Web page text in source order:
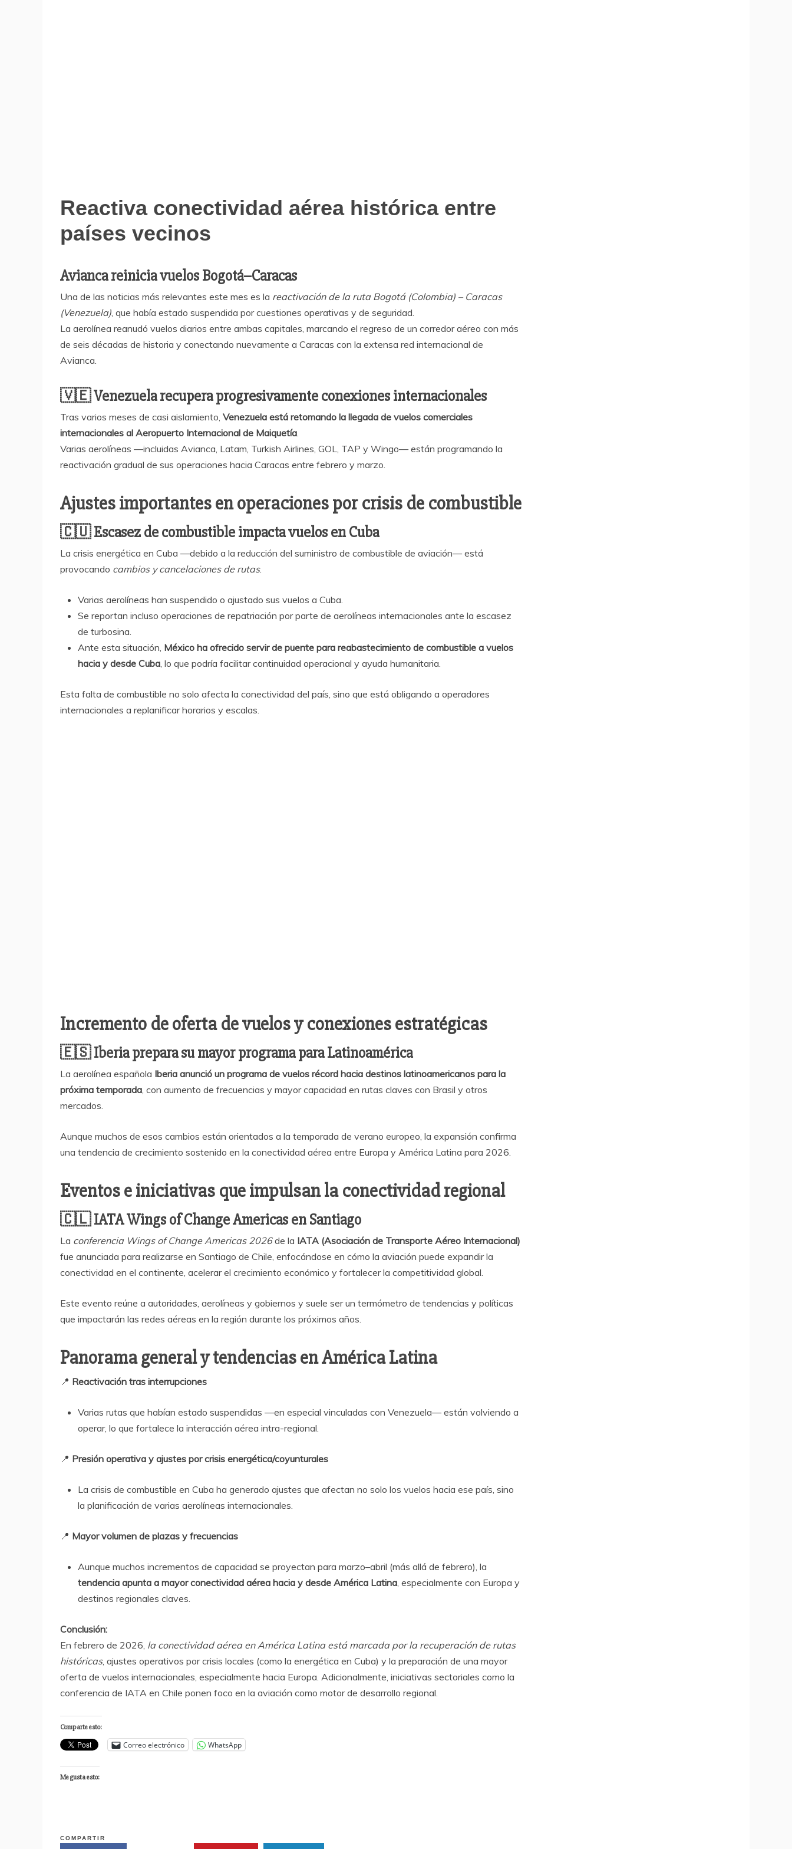
Transporte
Reactiva conectividad aérea histórica entre
países vecinos
Avianca reinicia vuelos Bogotá–Caracas
Una de las noticias más relevantes este mes es la reactivación de la ruta Bogotá (Colombia) – Caracas
(Venezuela), que había estado suspendida por cuestiones operativas y de seguridad.
La aerolínea reanudó vuelos diarios entre ambas capitales, marcando el regreso de un corredor aéreo con más
de seis décadas de historia y conectando nuevamente a Caracas con la extensa red internacional de
Avianca.
🇻🇪Venezuela recupera progresivamente conexiones internacionales
Tras varios meses de casi aislamiento, Venezuela está retomando la llegada de vuelos comerciales
internacionales al Aeropuerto Internacional de Maiquetía.
Varias aerolíneas —incluidas Avianca, Latam, Turkish Airlines, GOL, TAP y Wingo— están programando la
reactivación gradual de sus operaciones hacia Caracas entre febrero y marzo.
Ajustes importantes en operaciones por crisis de combustible
🇨🇺Escasez de combustible impacta vuelos en Cuba
La crisis energética en Cuba —debido a la reducción del suministro de combustible de aviación— está
provocando cambios y cancelaciones de rutas.
Varias aerolíneas han suspendido o ajustado sus vuelos a Cuba.
Se reportan incluso operaciones de repatriación por parte de aerolíneas internacionales ante la escasez
de turbosina.
Ante esta situación, México ha ofrecido servir de puente para reabastecimiento de combustible a vuelos
hacia y desde Cuba, lo que podría facilitar continuidad operacional y ayuda humanitaria.
Esta falta de combustible no solo afecta la conectividad del país, sino que está obligando a operadores
internacionales a replanificar horarios y escalas.
Incremento de oferta de vuelos y conexiones estratégicas
🇪🇸Iberia prepara su mayor programa para Latinoamérica
La aerolínea española Iberia anunció un programa de vuelos récord hacia destinos latinoamericanos para la
próxima temporada, con aumento de frecuencias y mayor capacidad en rutas claves con Brasil y otros
mercados.
Aunque muchos de esos cambios están orientados a la temporada de verano europeo, la expansión confirma
una tendencia de crecimiento sostenido en la conectividad aérea entre Europa y América Latina para 2026.
Eventos e iniciativas que impulsan la conectividad regional
🇨🇱IATA Wings of Change Americas en Santiago
La conferencia Wings of Change Americas 2026de la IATA (Asociación de Transporte Aéreo Internacional)
fue anunciada para realizarse en Santiago de Chile, enfocándose en cómo la aviación puede expandir la
conectividad en el continente, acelerar el crecimiento económico y fortalecer la competitividad global.
Este evento reúne a autoridades, aerolíneas y gobiernos y suele ser un termómetro de tendencias y políticas
que impactarán las redes aéreas en la región durante los próximos años.
Panorama general y tendencias en América Latina
📍 Reactivación tras interrupciones
Varias rutas que habían estado suspendidas —en especial vinculadas con Venezuela— están volviendo a
operar, lo que fortalece la interacción aérea intra-regional.
📍 Presión operativa y ajustes por crisis energética/coyunturales
La crisis de combustible en Cuba ha generado ajustes que afectan no solo los vuelos hacia ese país, sino
la planificación de varias aerolíneas internacionales.
📍 Mayor volumen de plazas y frecuencias
Aunque muchos incrementos de capacidad se proyectan para marzo–abril (más allá de febrero), la
tendencia apunta a mayor conectividad aérea hacia y desde América Latina, especialmente con Europa y
destinos regionales claves.
Conclusión:
En febrero de 2026, la conectividad aérea en América Latina está marcada por la recuperación de rutas
históricas, ajustes operativos por crisis locales (como la energética en Cuba) y la preparación de una mayor
oferta de vuelos internacionales, especialmente hacia Europa. Adicionalmente, iniciativas sectoriales como la
conferencia de IATA en Chile ponen foco en la aviación como motor de desarrollo regional.
Comparte esto:
Correo electrónico WhatsApp
Me gusta esto:
COMPARTIR